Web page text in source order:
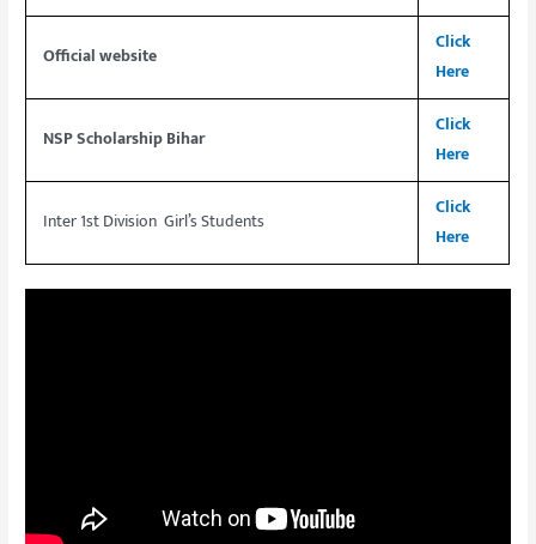
Official website
Click
Here
NSP Scholarship Bihar
Click
Here
Inter 1st Division Girl’s Students
Click
Here